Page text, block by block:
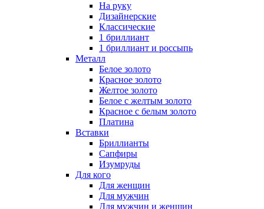
На руку
Дизайнерские
Классические
1 бриллиант
1 бриллиант и россыпь
Металл
Белое золото
Красное золото
Желтое золото
Белое с желтым золото
Красное с белым золото
Платина
Вставки
Бриллианты
Сапфиры
Изумруды
Для кого
Для женщин
Для мужчин
Для мужчин и женщин